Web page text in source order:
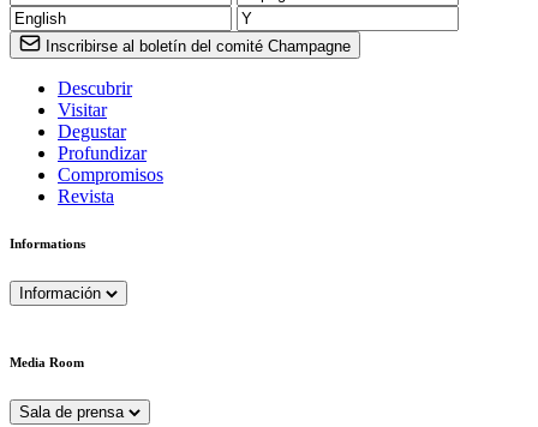
Inscribirse al boletín del comité Champagne
Descubrir
Visitar
Degustar
Profundizar
Compromisos
Revista
Informations
Información
Media Room
Sala de prensa